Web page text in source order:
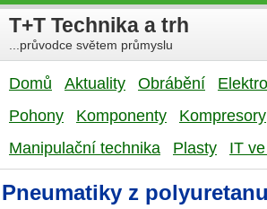
T+T Technika a trh
...průvodce světem průmyslu
Domů Aktuality Obrábění
Pohony
Komponenty Kompresory
Manipulační technika
Plasty IT
Pneumatiky z polyuretanu